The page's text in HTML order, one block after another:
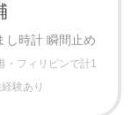
し時計 瞬間止め
・フィリピンで計1
験あり